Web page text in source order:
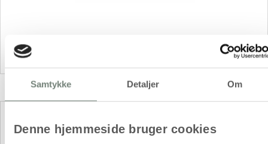
Samtykke Detaljer Om
Denne hjemmeside bruger cookies
Ostevoks